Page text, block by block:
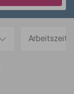
Arbeitszeit